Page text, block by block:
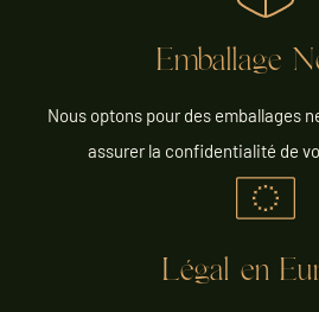
Emballage
Nous optons pour des emballages
assurer la confidentialité de
Légal en